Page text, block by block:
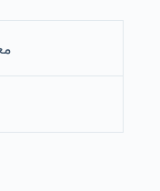
صاحبها